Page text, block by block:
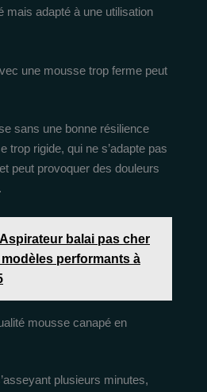
mais adapté à une utilisation
une mousse trop ferme peut
sans une bonne résilience
trop rigide, qui ne s’adapte pas
peut provoquer des douleurs
Aspirateur balai pas cher
performants à
mousse canapé en
plusieurs minutes,